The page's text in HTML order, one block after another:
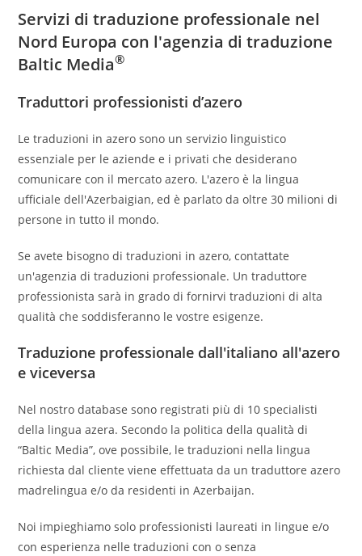
Servizi di traduzione professionale nel
Nord Europa con l'agenzia di traduzione
Baltic Media®
Traduttori professionisti d’azero
Le traduzioni in azero sono un servizio linguistico
essenziale per le aziende e i privati che desiderano
comunicare con il mercato azero. L'azero è la lingua
ufficiale dell'Azerbaigian, ed è parlato da oltre 30 milioni di
persone in tutto il mondo.
Se avete bisogno di traduzioni in azero, contattate
un'agenzia di traduzioni professionale. Un traduttore
professionista sarà in grado di fornirvi traduzioni di alta
qualità che soddisferanno le vostre esigenze.
Traduzione professionale dall'italiano all'azero
e viceversa
Nel nostro database sono registrati più di 10 specialisti
della lingua azera. Secondo la politica della qualità di
“Baltic Media”, ove possibile, le traduzioni nella lingua
richiesta dal cliente viene effettuata da un traduttore azero
madrelingua e/o da residenti in Azerbaijan.
Noi impieghiamo solo professionisti laureati in lingue e/o
con esperienza nelle traduzioni con o senza